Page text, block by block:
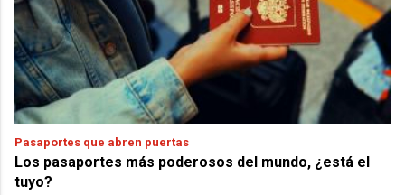
Pasaportes que abren puertas
Los pasaportes más poderosos del mundo, ¿está el
tuyo?